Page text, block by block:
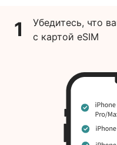
1
Убедитесь, что
с картой eSIM